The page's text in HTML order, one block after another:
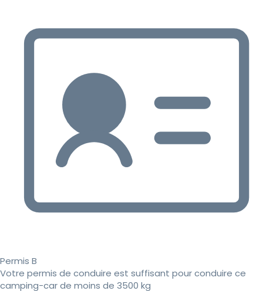
Permis B
Votre permis de conduire est suffisant pour conduire ce
camping-car de moins de 3500 kg